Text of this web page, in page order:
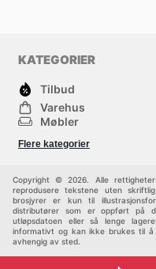
KATEGORIER
Tilbud
Varehus
Møbler
Sport
Flere kategorier
Copyright © 2026. Alle
reprodusere tekstene uten
brosjyrer er kun til
distributører som er oppført på
utløpsdatoen eller så lenge
informativt og kan ikke brukes til å
avhengig av sted.